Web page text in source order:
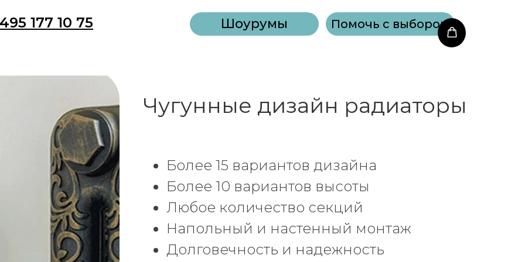
Помочь с выбором
Шоурумы
177 10 75
Чугунные дизайн радиаторы
Более 15 вариантов дизайна
Более 10 вариантов высоты
Любое количество секций
Напольный и настенный монтаж
Долговечность и надежность